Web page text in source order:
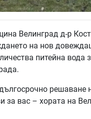
Велинград д-р
на нов
питейна вода
за вас – хората на